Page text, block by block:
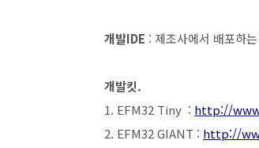
개발IDE : 제조사에서 배포
개발킷.
1. EFM32 Tiny : http://
2. EFM32 GIANT : http://